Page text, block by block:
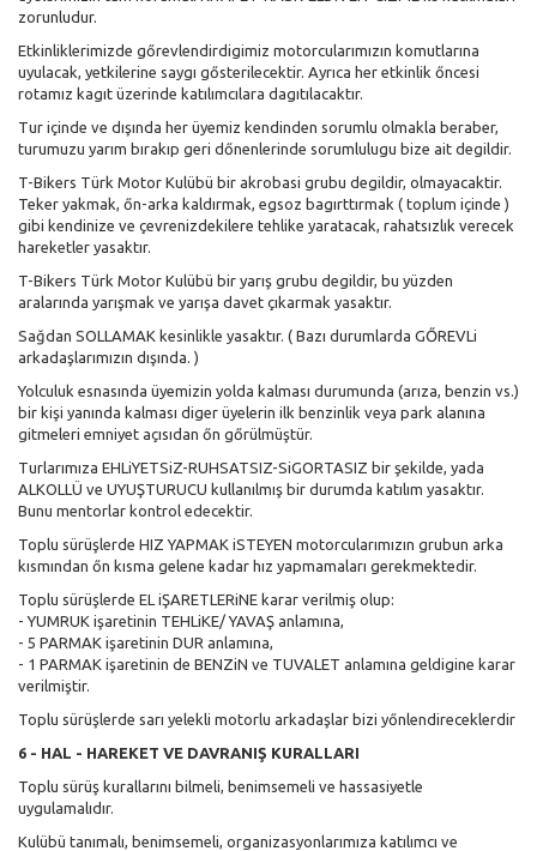
zorunludur.
Etkinliklerimizde gőrevlendirdigimiz motorcularımızın komutlarına
uyulacak, yetkilerine saygı gősterilecektir. Ayrıca her etkinlik őncesi
rotamız kagıt üzerinde katılımcılara dagıtılacaktır.
Tur içinde ve dışında her üyemiz kendinden sorumlu olmakla beraber,
turumuzu yarım bırakıp geri dőnenlerinde sorumlulugu bize ait degildir.
T-Bikers Türk Motor Kulübü bir akrobasi grubu degildir, olmayacaktir.
Teker yakmak, őn-arka kaldırmak, egsoz bagırttırmak ( toplum içinde )
gibi kendinize ve çevrenizdekilere tehlike yaratacak, rahatsızlık verecek
hareketler yasaktır.
T-Bikers Türk Motor Kulübü bir yarış grubu degildir, bu yüzden
aralarında yarışmak ve yarışa davet çıkarmak yasaktır.
Sağdan SOLLAMAK kesinlikle yasaktır. ( Bazı durumlarda GŐREVLi
arkadaşlarımızın dışında. )
Yolculuk esnasında üyemizin yolda kalması durumunda (arıza, benzin vs.)
bir kişi yanında kalması diger üyelerin ilk benzinlik veya park alanına
gitmeleri emniyet açısıdan őn gőrülmüştür.
Turlarımıza EHLiYETSiZ-RUHSATSIZ-SiGORTASIZ bir şekilde, yada
ALKOLLÜ ve UYUŞTURUCU kullanılmış bir durumda katılım yasaktır.
Bunu mentorlar kontrol edecektir.
Toplu sürüşlerde HIZ YAPMAK iSTEYEN motorcularımızın grubun arka
kısmından őn kısma gelene kadar hız yapmamaları gerekmektedir.
Toplu sürüşlerde EL iŞARETLERiNE karar verilmiş olup:
- YUMRUK işaretinin TEHLiKE/ YAVAŞ anlamına,
- 5 PARMAK işaretinin DUR anlamına,
- 1 PARMAK işaretinin de BENZiN ve TUVALET anlamına geldigine karar
verilmiştir.
Toplu sürüşlerde sarı yelekli motorlu arkadaşlar bizi yőnlendireceklerdir
6 - HAL - HAREKET VE DAVRANIŞ KURALLARI
Toplu sürüş kurallarını bilmeli, benimsemeli ve hassasiyetle
uygulamalıdır.
Kulübü tanımalı, benimsemeli, organizasyonlarımıza katılımcı ve